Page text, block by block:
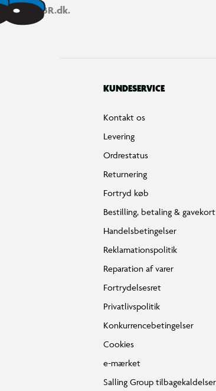
BR.dk.
KUNDESERVICE
Kontakt os
Levering
Ordrestatus
Returnering
Fortryd køb
Bestilling, betaling & gavekort
Handelsbetingelser
Reklamationspolitik
Reparation af varer
Fortrydelsesret
Privatlivspolitik
Konkurrencebetingelser
Cookies
e-mærket
Salling Group tilbagekaldelser